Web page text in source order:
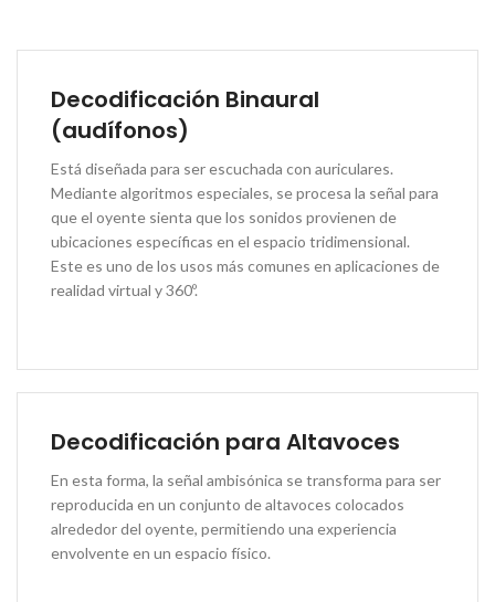
Decodificación Binaural
(audífonos)
Está diseñada para ser escuchada con auriculares.
Mediante algoritmos especiales, se procesa la señal para
que el oyente sienta que los sonidos provienen de
ubicaciones específicas en el espacio tridimensional.
Este es uno de los usos más comunes en aplicaciones de
realidad virtual y 360º.
Decodificación para Altavoces
En esta forma, la señal ambisónica se transforma para ser
reproducida en un conjunto de altavoces colocados
alrededor del oyente, permitiendo una experiencia
envolvente en un espacio físico.